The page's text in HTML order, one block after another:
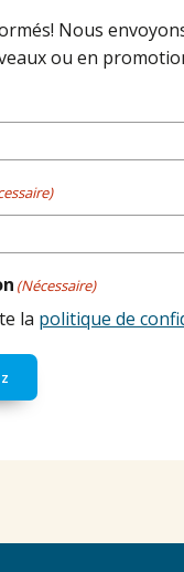
Nous
ou en
(Nécessaire)
la politique de